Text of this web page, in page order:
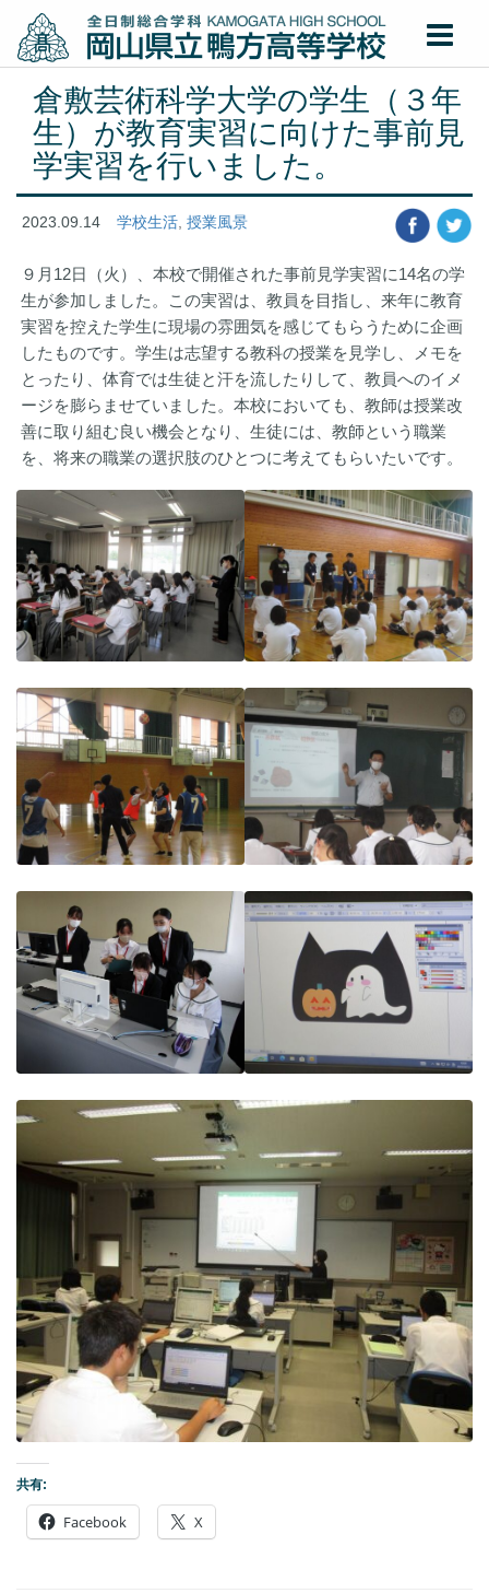
倉敷芸術科学大学の学生（３年
生）が教育実習に向けた事前見
学実習を行いました。
2023.09.14 学校生活 授業風景
９月12日（火）、本校で開催された事前見学実習に14名の学
生が参加しました。この実習は、教員を目指し、来年に教育
実習を控えた学生に現場の雰囲気を感じてもらうために企画
したものです。学生は志望する教科の授業を見学し、メモを
とったり、体育では生徒と汗を流したりして、教員へのイメ
ージを膨らませていました。本校においても、教師は授業改
善に取り組む良い機会となり、生徒には、教師という職業
を、将来の職業の選択肢のひとつに考えてもらいたいです。
共有:
Facebook X